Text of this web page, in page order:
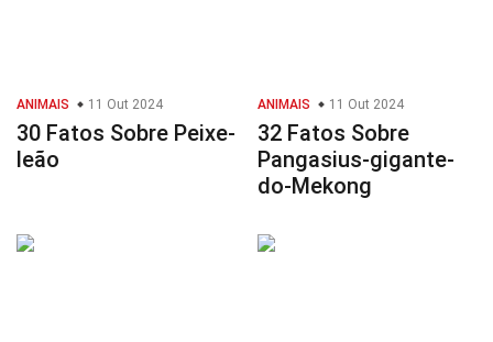
ANIMAIS 11 Out 2024
30 Fatos Sobre Peixe-
leão
ANIMAIS 11 Out 2024
32 Fatos Sobre
Pangasius-gigante-
do-Mekong